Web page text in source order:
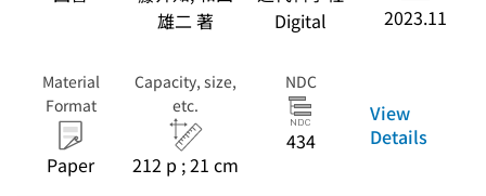
雄二 著
Digital
2023.11
Material
Format
Paper
Capacity, size,
etc.
212 p ; 21 cm
NDC
434
View
Details